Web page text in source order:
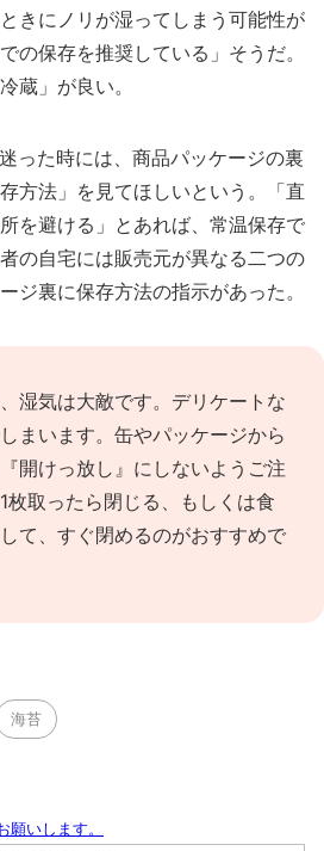
きにノリが湿ってしまう可能性が
の保存を推奨している」そうだ。
蔵」が良い。
った時には、商品パッケージの裏
方法」を見てほしいという。「直
を避ける」とあれば、常温保存で
の自宅には販売元が異なる二つの
ジ裏に保存方法の指示があった。
湿気は大敵です。デリケートな
まいます。缶やパッケージから
開けっ放し』にしないようご注
枚取ったら閉じる、もしくは食
て、すぐ閉めるのがおすすめで
海苔